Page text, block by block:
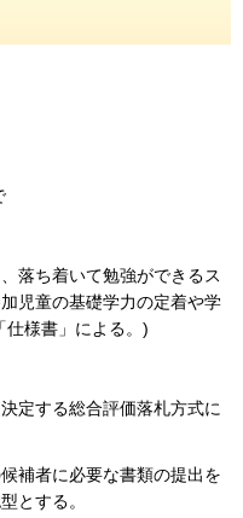
落ち着いて勉強ができるス
児童の基礎学力の定着や学
仕様書」による。)
定する総合評価落札方式に
補者に必要な書類の提出を
とする。